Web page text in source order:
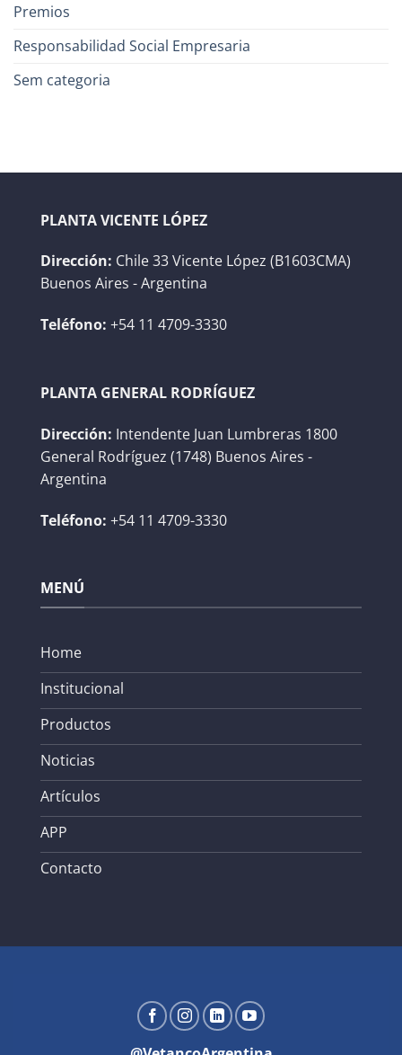
Premios
Responsabilidad Social Empresaria
Sem categoria
PLANTA VICENTE LÓPEZ
Dirección: Chile 33 Vicente López (B1603CMA)
Buenos Aires - Argentina
Teléfono: +54 11 4709-3330
PLANTA GENERAL RODRÍGUEZ
Dirección: Intendente Juan Lumbreras 1800
General Rodríguez (1748) Buenos Aires -
Argentina
Teléfono: +54 11 4709-3330
MENÚ
Home
Institucional
Productos
Noticias
Artículos
APP
Contacto